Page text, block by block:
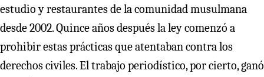
estudio y restaurantes de la comunidad musulmana
desde 2002. Quince años después la ley comenzó a
prohibir estas prácticas que atentaban contra los
derechos civiles. El trabajo periodístico, por cierto, ganó